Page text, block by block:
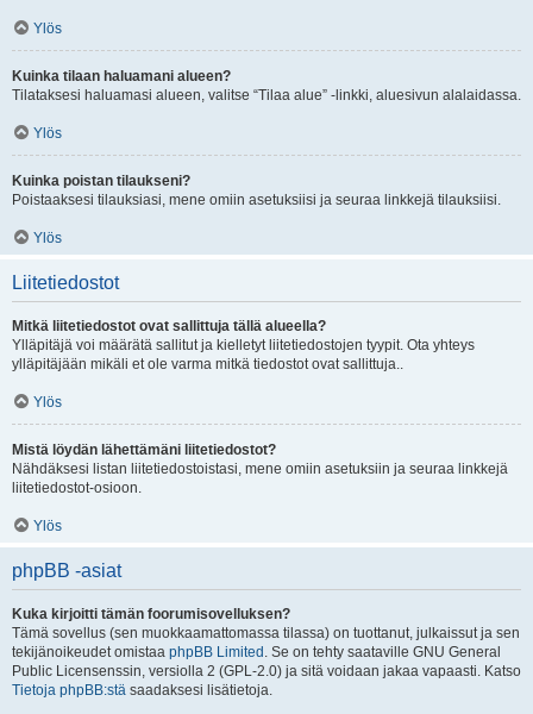
Ylös
Kuinka tilaan haluamani alueen?
Tilataksesi haluamasi alueen, valitse “Tilaa alue” -linkki, aluesivun alalaidassa.
Ylös
Kuinka poistan tilaukseni?
Poistaaksesi tilauksiasi, mene omiin asetuksiisi ja seuraa linkkejä tilauksiisi.
Ylös
Liitetiedostot
Mitkä liitetiedostot ovat sallittuja tällä alueella?
Ylläpitäjä voi määrätä sallitut ja kielletyt liitetiedostojen tyypit. Ota yhteys
ylläpitäjään mikäli et ole varma mitkä tiedostot ovat sallittuja..
Ylös
Mistä löydän lähettämäni liitetiedostot?
Nähdäksesi listan liitetiedostoistasi, mene omiin asetuksiin ja seuraa linkkejä
liitetiedostot-osioon.
Ylös
phpBB -asiat
Kuka kirjoitti tämän foorumisovelluksen?
Tämä sovellus (sen muokkaamattomassa tilassa) on tuottanut, julkaissut ja sen
tekijänoikeudet omistaa phpBB Limited . Se on tehty saataville GNU General
Public Licensenssin, versiolla 2 (GPL-2.0) ja sitä voidaan jakaa vapaasti. Katso
Tietoja phpBB:stä saadaksesi lisätietoja.